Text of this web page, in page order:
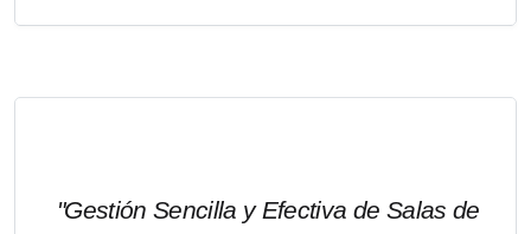
"Gestión Sencilla y Efectiva de Salas de